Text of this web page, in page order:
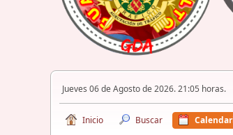
Jueves 06 de Agosto de 2026. 21:05 horas.
Inicio Buscar